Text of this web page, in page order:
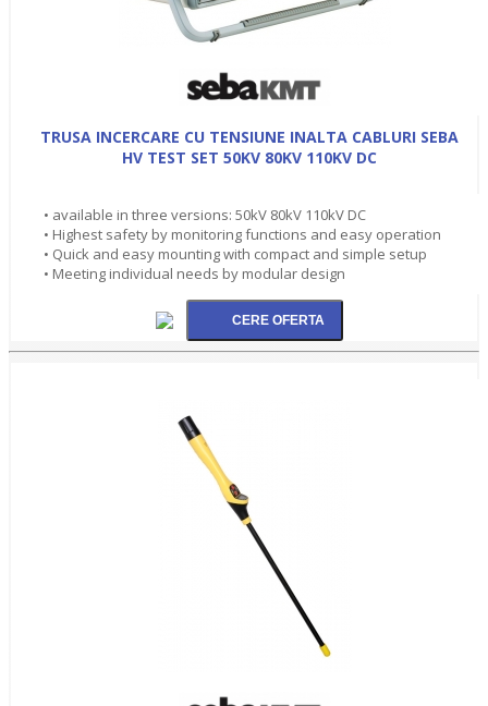
TRUSA INCERCARE CU TENSIUNE INALTA CABLURI SEBA
HV TEST SET 50KV 80KV 110KV DC
• available in three versions: 50kV 80kV 110kV DC
• Highest safety by monitoring functions and easy operation
• Quick and easy mounting with compact and simple setup
• Meeting individual needs by modular design